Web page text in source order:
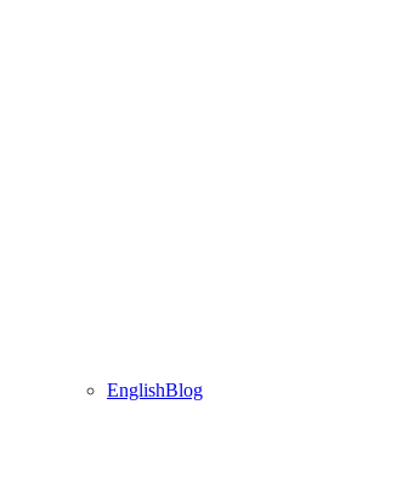
EnglishBlog